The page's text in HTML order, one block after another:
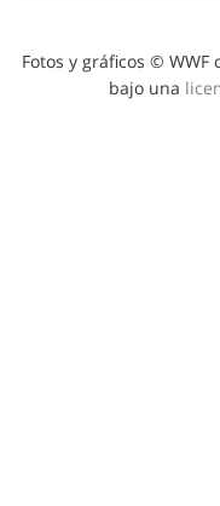
Vida silvestre
Educación y
Bolsa de trabajo
Convocatorias
Alianza WWF-Fundación
Alianza WWF-
Fotos y gráficos ©
bajo una